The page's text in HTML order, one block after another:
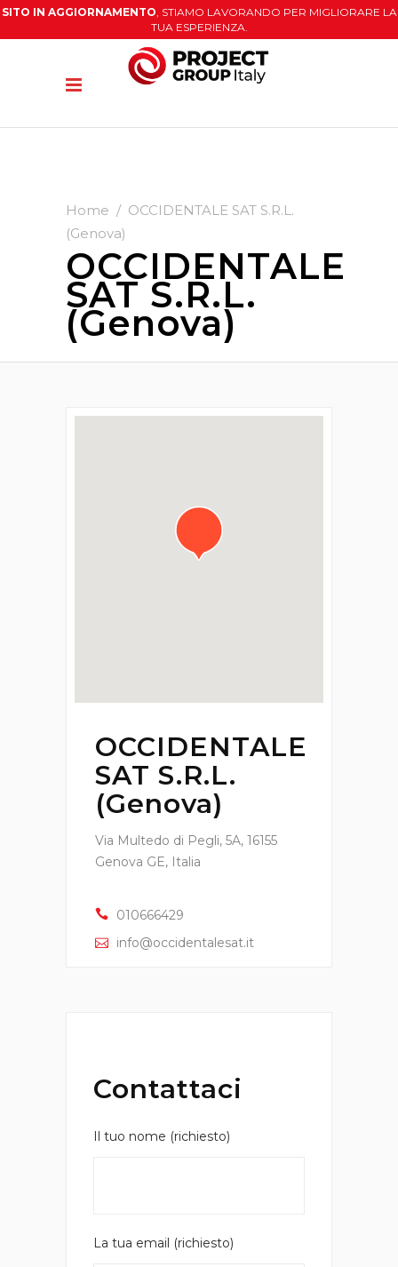
SITO IN AGGIORNAMENTO, STIAMO LAVORANDO PER MIGLIORARE LA
TUA ESPERIENZA.
Home / OCCIDENTALE SAT S.R.L.
(Genova)
OCCIDENTALE
SAT S.R.L.
(Genova)
OCCIDENTALE
SAT S.R.L.
(Genova)
Via Multedo di Pegli, 5A, 16155
Genova GE, Italia
010666429
info@occidentalesat.it
Contattaci
Il tuo nome (richiesto)
La tua email (richiesto)